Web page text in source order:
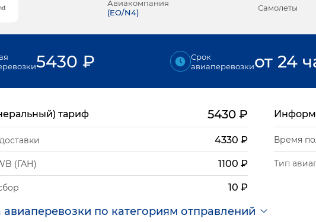
Авиакомпания
(EO/N4) Самолеты
5430 ₽
Срок
авиаперевозкиот 24
тариф 5430₽
4330 ₽
(ГАН) 1100 ₽
10 ₽
Время
Тип
по категориям отправлений